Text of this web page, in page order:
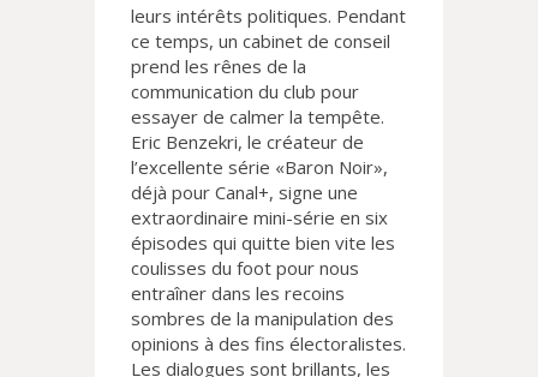
leurs intérêts politiques. Pendant
ce temps, un cabinet de conseil
prend les rênes de la
communication du club pour
essayer de calmer la tempête.
Eric Benzekri, le créateur de
l’excellente série «Baron Noir»,
déjà pour Canal+, signe une
extraordinaire mini-série en six
épisodes qui quitte bien vite les
coulisses du foot pour nous
entraîner dans les recoins
sombres de la manipulation des
opinions à des fins électoralistes.
Les dialogues sont brillants, les